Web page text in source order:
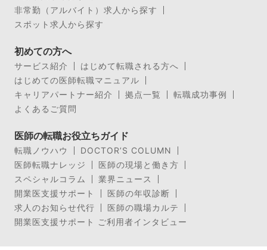
非常勤（アルバイト）求人から探す
スポット求人から探す
初めての方へ
サービス紹介
はじめて転職される方へ
はじめての医師転職マニュアル
キャリアパートナー紹介
拠点一覧
転職成功事例
よくあるご質問
医師の転職お役立ちガイド
転職ノウハウ
DOCTOR’S COLUMN
医師転職ナレッジ
医師の現場と働き方
スペシャルコラム
業界ニュース
開業医支援サポート
医師の年収診断
求人のお知らせ代行
医師の職場カルテ
開業医支援サポート ご利用者インタビュー